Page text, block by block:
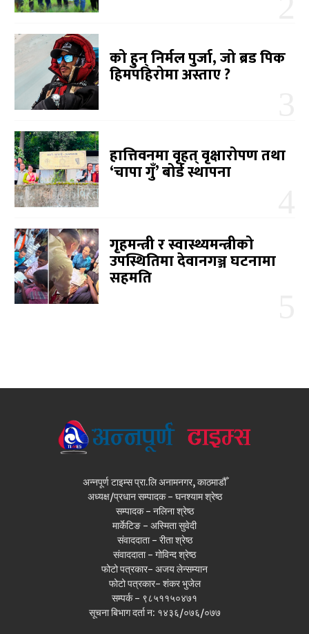
को हुन् निर्मल पुर्जा, जो ब्रड पिक
हिमपहिरोमा अस्ताए ?
हात्तिवनमा वृहत् वृक्षारोपण तथा
‘चापा गुँ’ बोर्ड स्थापना
गृहमन्त्री र स्वास्थ्यमन्त्रीको
उपस्थितिमा देवानगञ्ज घटनामा
सहमति
अन्नपूर्ण टाइम्स प्रा.लि अनामनगर, काठमाडौँ
अध्यक्ष/प्रधान सम्पादक - घनश्याम श्रेष्ठ
सम्पादक - नलिना श्रेष्ठ
मार्केटिङ - अस्मिता सुवेदी
संवाददाता - रीता श्रेष्ठ
संवाददाता - गोविन्द श्रेष्ठ
फोटो पत्रकार- अजय लेन्सम्यान
फोटो पत्रकार- शंकर भुजेल
सम्पर्क - ९८५११५०४७१
सूचना बिभाग दर्ता न: १४३६/०७६/०७७